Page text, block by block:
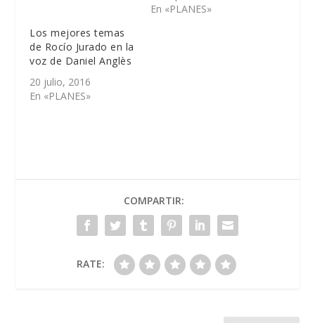
En «PLANES»
Los mejores temas
de Rocío Jurado en la
voz de Daniel Anglès
20 julio, 2016
En «PLANES»
COMPARTIR:
RATE: